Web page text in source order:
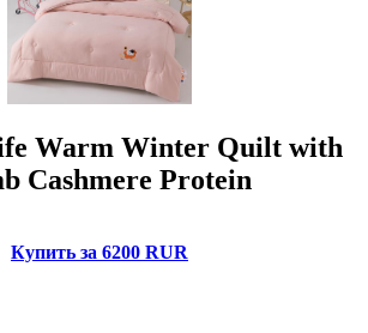
Warm Winter Quilt with
Cashmere Protein
Купить за 6200 RUR